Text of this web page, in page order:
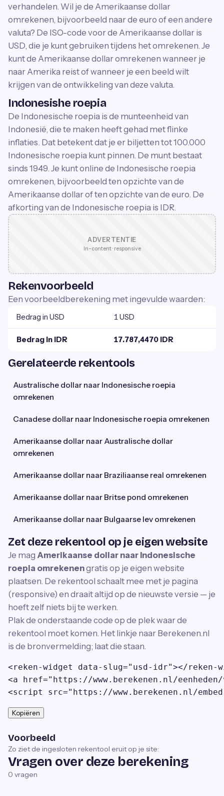
verhandelen. Wil je de Amerikaanse dollar
omrekenen, bijvoorbeeld naar de euro of een andere
valuta? De ISO-code voor de Amerikaanse dollar is
USD, die je kunt gebruiken tijdens het omrekenen. Je
kunt de Amerikaanse dollar omrekenen wanneer je
naar Amerika reist of wanneer je een beeld wilt
krijgen van de ontwikkeling van deze valuta.
Indonesishe roepia
De Indonesische roepia is de munteenheid van
Indonesië, die te maken heeft gehad met flinke
inflaties. Dat betekent dat je er biljetten tot 100.000
Indonesische roepia kunt pinnen. De munt bestaat
sinds 1949. Je kunt online de Indonesische roepia
omrekenen, bijvoorbeeld ten opzichte van de
Amerikaanse dollar of ten opzichte van de euro. De
afkorting van de Indonesische roepia is IDR.
ADVERTENTIE
In-content · responsive
Rekenvoorbeeld
Een voorbeeldberekening met ingevulde waarden:
Bedrag in USD 1 USD
Bedrag in IDR 17.787,4470 IDR
Gerelateerde rekentools
Australische dollar naar Indonesische roepia
omrekenen
Canadese dollar naar Indonesische roepia omrekenen
Amerikaanse dollar naar Australische dollar
omrekenen
Amerikaanse dollar naar Braziliaanse real omrekenen
Amerikaanse dollar naar Britse pond omrekenen
Amerikaanse dollar naar Bulgaarse lev omrekenen
Zet deze rekentool op je eigen website
Je mag Amerikaanse dollar naar Indonesische
roepia omrekenengratis op je eigen website
plaatsen. De rekentool schaalt mee met je pagina
(responsive) en draait altijd op de nieuwste versie — je
hoeft zelf niets bij te werken.
Plak de onderstaande code op de plek waar de
rekentool moet komen. Het linkje naar Berekenen.nl
is de bronvermelding; laat die staan.
<reken-widget data-slug="usd-idr"></reken-
<a href="https://www.berekenen.nl/
<script src="https://www.berekenen.nl/
Kopiëren
Voorbeeld
Zo ziet de ingesloten rekentool eruit op je site:
Vragen over deze berekening
0 vragen